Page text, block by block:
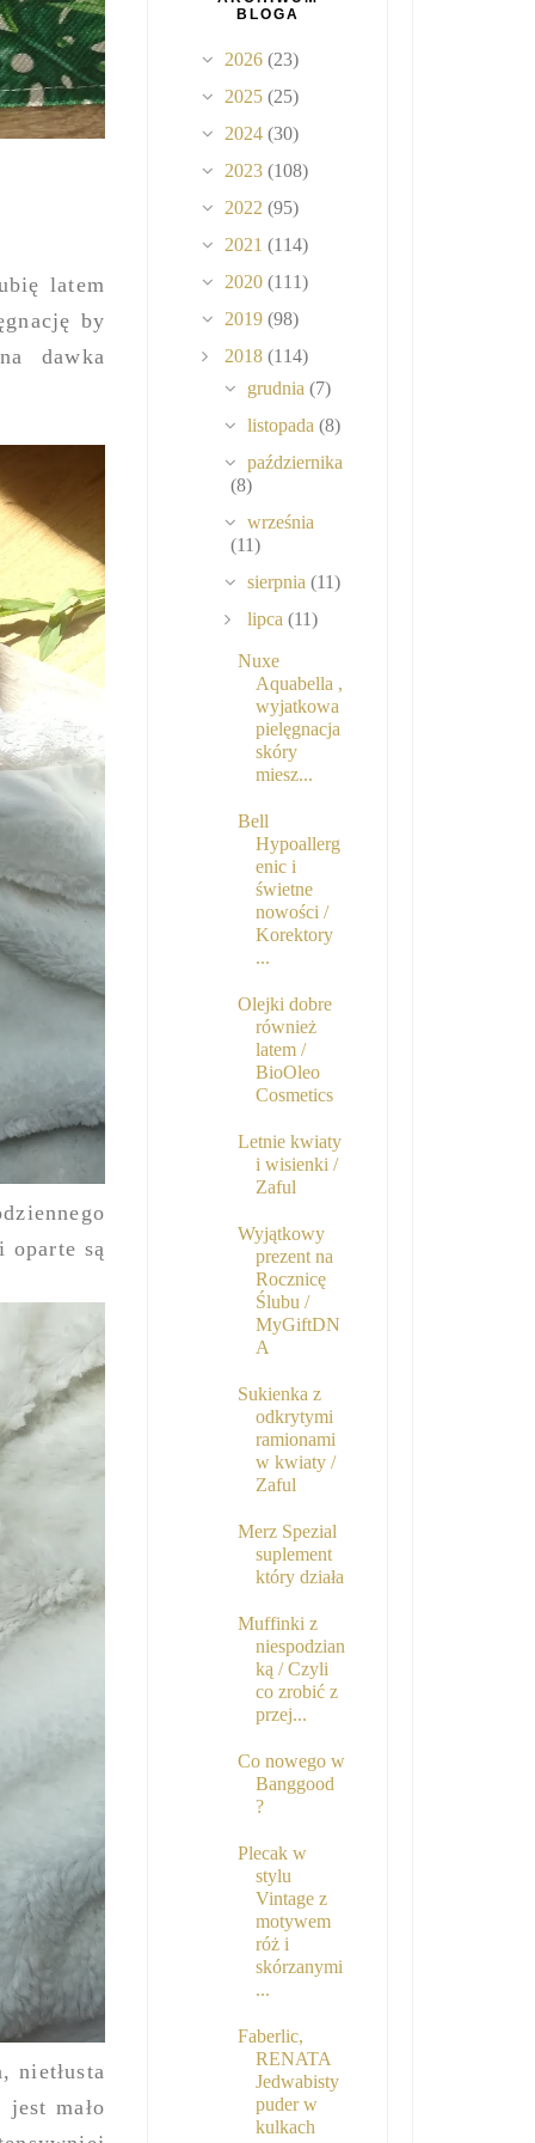
latem
by
dawka
oparte są
nietłusta
mało
BLOGA
2026 (23)
2025 (25)
2024 (30)
2023 (108)
2022 (95)
2021 (114)
2020 (111)
2019 (98)
2018 (114)
grudnia(7)
listopada(8)
października
(8)
września
(11)
sierpnia(11)
lipca(11)
Nuxe
Aquabella ,
wyjatkowa
pielęgnacja
skóry
miesz...
Bell
Hypoallerg
enic i
świetne
nowości /
Korektory
...
Olejki dobre
również
latem /
BioOleo
Cosmetics
Letnie kwiaty
i wisienki /
Zaful
Wyjątkowy
prezent na
Rocznicę
Ślubu /
MyGiftDN
A
Sukienka z
odkrytymi
ramionami
w kwiaty /
Zaful
Merz Spezial
suplement
który działa
Muffinki z
niespodzian
ką / Czyli
co zrobić z
przej...
Co nowego w
Banggood
?
Plecak w
stylu
Vintage z
motywem
róż i
skórzanymi
...
Faberlic,
RENATA
Jedwabisty
puder w
kulkach